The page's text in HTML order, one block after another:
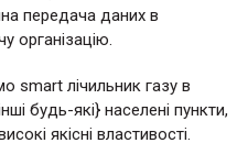
передача даних в
організацію.
smart лічильник газу в
будь-які} населені пункти,
якісні властивості.